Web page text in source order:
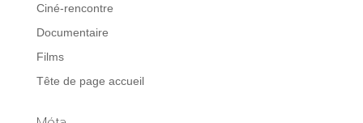
Ciné-rencontre
Documentaire
Films
Tête de page accueil